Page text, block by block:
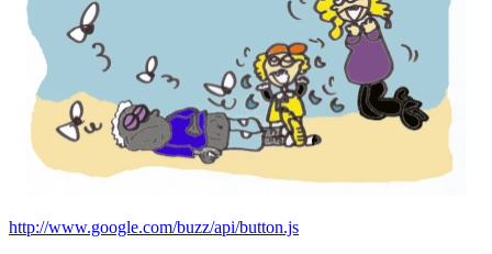
http://www.google.com/buzz/api/button.js